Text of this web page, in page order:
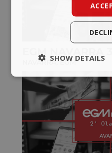
EGM NAVARRA
NAVARRA,EGM
SHOW DETAILS